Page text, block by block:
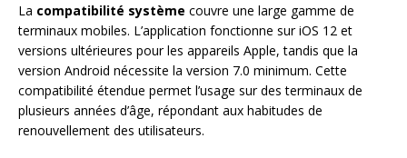
La compatibilité système couvre une large gamme de
terminaux mobiles. L’application fonctionne sur iOS 12 et
versions ultérieures pour les appareils Apple, tandis que la
version Android nécessite la version 7.0 minimum. Cette
compatibilité étendue permet l’usage sur des terminaux de
plusieurs années d’âge, répondant aux habitudes de
renouvellement des utilisateurs.